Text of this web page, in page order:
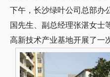
下午，长沙绿叶公司总部办
国先生、副总经理张湛女士
高新技术产业基地开展了一